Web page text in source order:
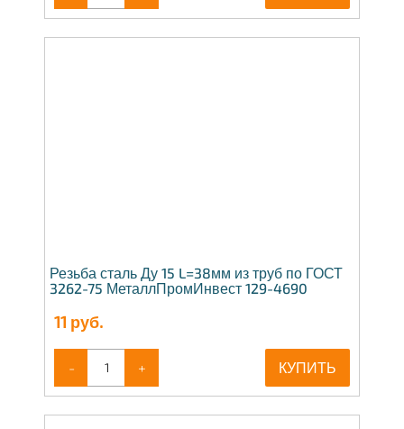
Резьба сталь Ду 15 L=38мм из труб по ГОСТ
3262-75 МеталлПромИнвест 129-4690
11 руб.
- + КУПИТЬ